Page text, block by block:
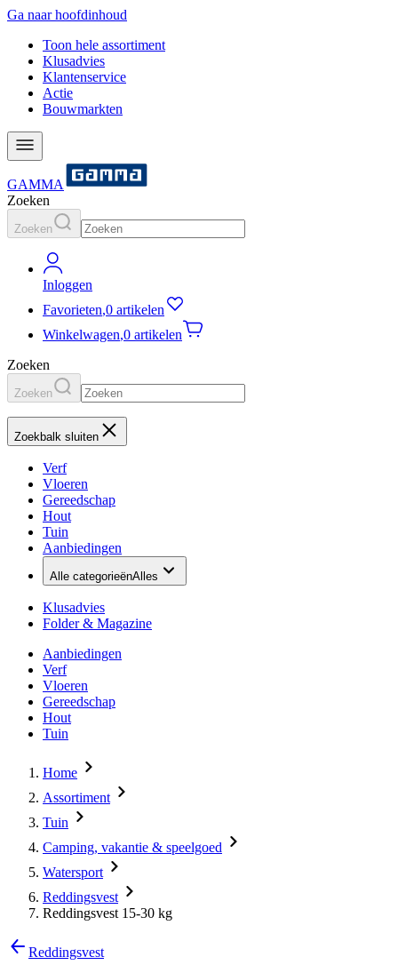
Ga naar hoofdinhoud
Toon hele assortiment
Klusadvies
Klantenservice
Actie
Bouwmarkten
GAMMA
Zoeken
Zoeken
Inloggen
Favorieten,0 artikelen
Winkelwagen,0 artikelen
Zoeken
Zoeken
Zoekbalk sluiten
Verf
Vloeren
Gereedschap
Hout
Tuin
Aanbiedingen
Alle categorieënAlles
Klusadvies
Folder & Magazine
Aanbiedingen
Verf
Vloeren
Gereedschap
Hout
Tuin
Home
Assortiment
Tuin
Camping, vakantie & speelgoed
Watersport
Reddingsvest
Reddingsvest 15-30 kg
Reddingsvest